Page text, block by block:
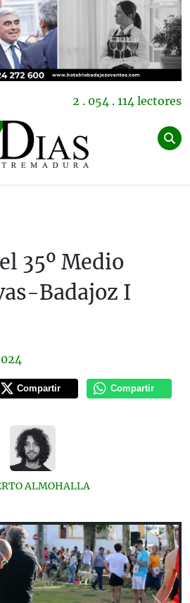
2 . 054 . 114 lectores
35º Medio
Badajoz I
Compartir Compartir
ALMOHALLA